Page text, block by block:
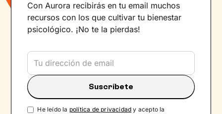
Con Aurora recibirás en tu email muchos
recursos con los que cultivar tu bienestar
psicológico. ¡No te la pierdas!
He leído la política de privacidad y acepto la